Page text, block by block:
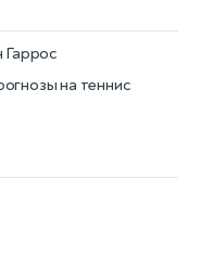
на теннис
Гаррос